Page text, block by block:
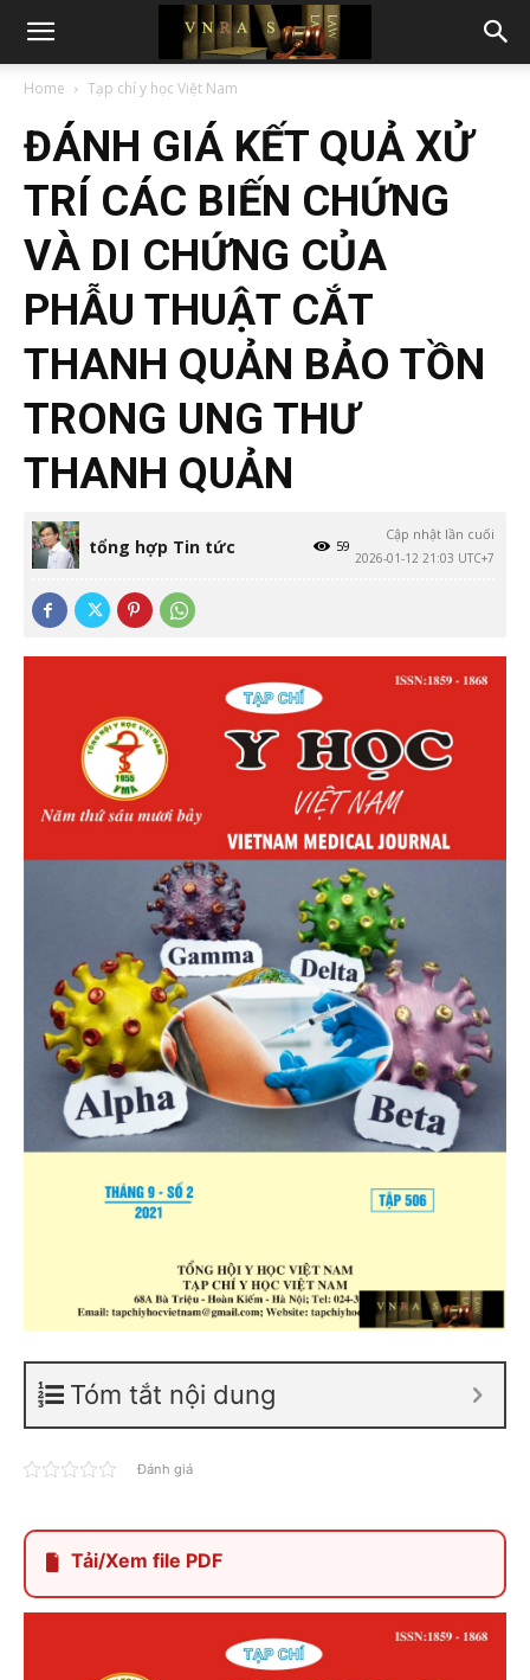
Home Tạp chí y học Việt Nam
ĐÁNH GIÁ KẾT QUẢ XỬ
TRÍ CÁC BIẾN CHỨNG
VÀ DI CHỨNG CỦA
PHẪU THUẬT CẮT
THANH QUẢN BẢO TỒN
TRONG UNG THƯ
THANH QUẢN
tổng hợp Tin tức
Cập nhật lần cuối
2026-01-12 21:03 UTC+7
59
Tóm tắt nội dung
Đánh giá
Tải/Xem file PDF